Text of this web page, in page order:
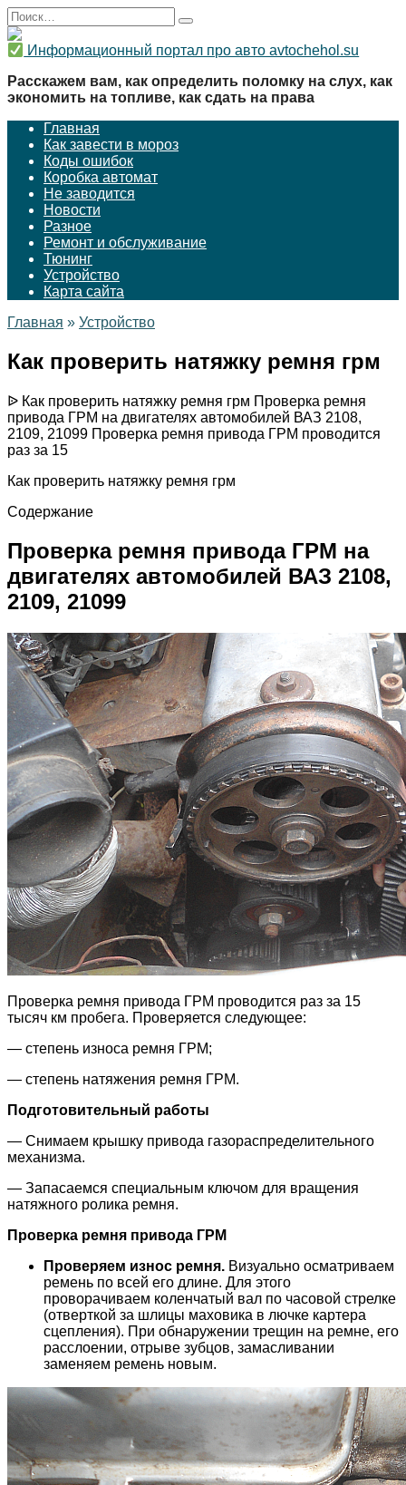
Перейти
к
содержанию
Search
for:
Информационный портал про авто avtochehol.su
Расскажем вам, как определить поломку на слух, как
экономить на топливе, как сдать на права
Главная
Как завести в мороз
Коды ошибок
Коробка автомат
Не заводится
Новости
Разное
Ремонт и обслуживание
Тюнинг
Устройство
Карта сайта
Главная » Устройство
Как проверить натяжку ремня грм
ᐉ Как проверить натяжку ремня грм Проверка ремня
привода ГРМ на двигателях автомобилей ВАЗ 2108,
2109, 21099 Проверка ремня привода ГРМ проводится
раз за 15
Как проверить натяжку ремня грм
Содержание
Проверка ремня привода ГРМ на
двигателях автомобилей ВАЗ 2108,
2109, 21099
Проверка ремня привода ГРМ проводится раз за 15
тысяч км пробега. Проверяется следующее:
— степень износа ремня ГРМ;
— степень натяжения ремня ГРМ.
Подготовительный работы
— Снимаем крышку привода газораспределительного
механизма.
— Запасаемся специальным ключом для вращения
натяжного ролика ремня.
Проверка ремня привода ГРМ
Проверяем износ ремня. Визуально осматриваем
ремень по всей его длине. Для этого
проворачиваем коленчатый вал по часовой стрелке
(отверткой за шлицы маховика в лючке картера
сцепления). При обнаружении трещин на ремне, его
расслоении, отрыве зубцов, замасливании
заменяем ремень новым.